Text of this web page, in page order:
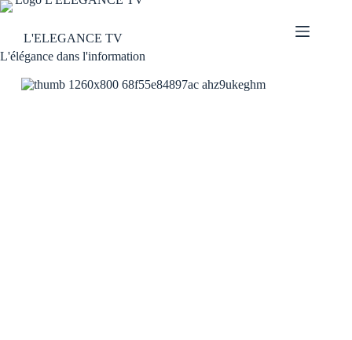
L'ELEGANCE TV
L'élégance dans l'information